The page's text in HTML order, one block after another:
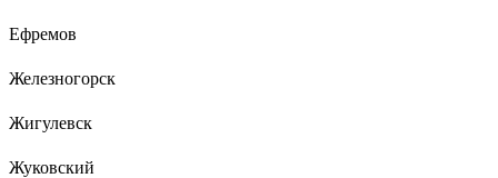
Ефремов
Железногорск
Жигулевск
Жуковский